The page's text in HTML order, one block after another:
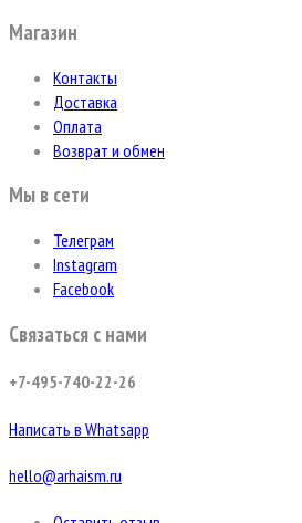
Магазин
Контакты
Доставка
Оплата
Возврат и обмен
Мы в сети
Телеграм
Instagram
Facebook
Связаться с нами
+7-495-740-22-26
Написать в Whatsapp
hello@arhaism.ru